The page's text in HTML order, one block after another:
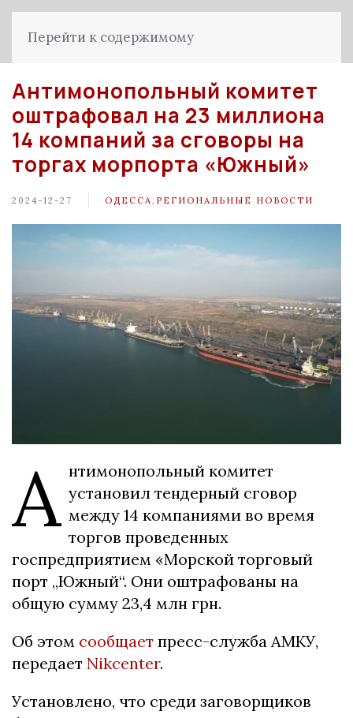
Перейти к содержимому
Антимонопольный комитет
оштрафовал на 23 миллиона
14 компаний за сговоры на
торгах морпорта «Южный»
2024-12-27 ОДЕССА РЕГИОНАЛЬНЫЕ НОВОСТИ
А нтимонопольный комитет
установил тендерный сговор
между 14 компаниями во время
торгов проведенных
госпредприятием «Морской торговый
порт „Южный“. Они оштрафованы на
общую сумму 23,4 млн грн.
Об этом сообщает пресс-служба АМКУ,
передает Nikcenter.
Установлено, что среди заговорщиков